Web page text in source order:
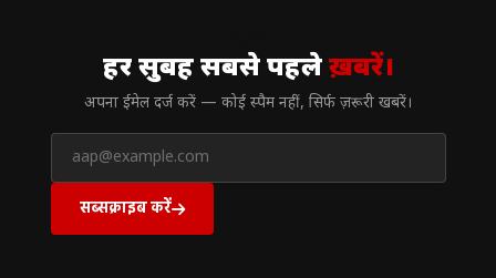
हर सुबह सबसे पहलेख़बरें।
अपना ईमेल दर्ज करें — कोई स्पैम नहीं, सिर्फ ज़रूरी खबरें।
सब्सक्राइब करें